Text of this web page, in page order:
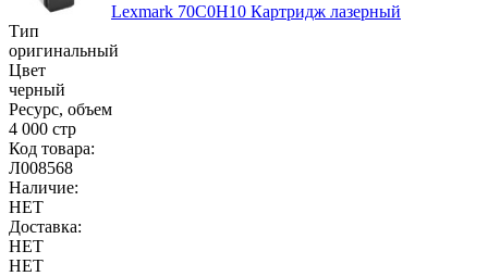
Lexmark 70C0H10 Картридж лазерный
Тип
оригинальный
Цвет
черный
Ресурс, объем
4 000 стр
Код товара:
Л008568
Наличие:
НЕТ
Доставка:
НЕТ
НЕТ